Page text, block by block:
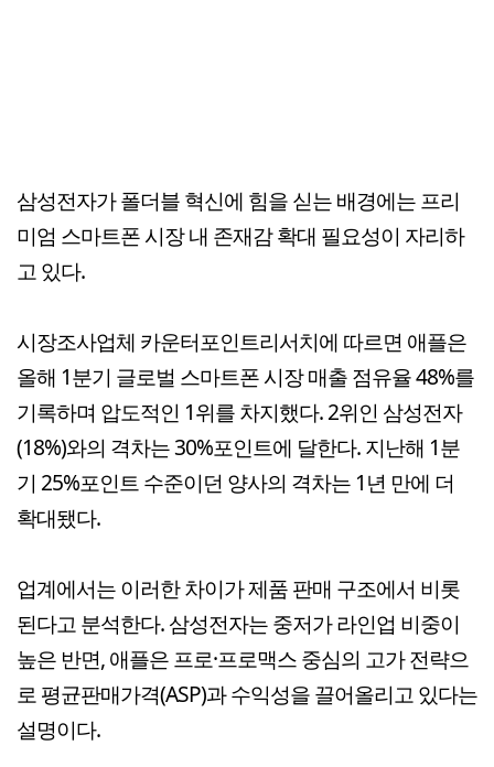
삼성전자가 폴더블 혁신에 힘을 싣는 배경에는 프리
미엄 스마트폰 시장 내 존재감 확대 필요성이 자리하
고 있다.
시장조사업체 카운터포인트리서치에 따르면 애플은
올해 1분기 글로벌 스마트폰 시장 매출 점유율 48%를
기록하며 압도적인 1위를 차지했다. 2위인 삼성전자
(18%)와의 격차는 30%포인트에 달한다. 지난해 1분
기 25%포인트 수준이던 양사의 격차는 1년 만에 더
확대됐다.
업계에서는 이러한 차이가 제품 판매 구조에서 비롯
된다고 분석한다. 삼성전자는 중저가 라인업 비중이
높은 반면, 애플은 프로·프로맥스 중심의 고가 전략으
로 평균판매가격(ASP)과 수익성을 끌어올리고 있다는
설명이다.